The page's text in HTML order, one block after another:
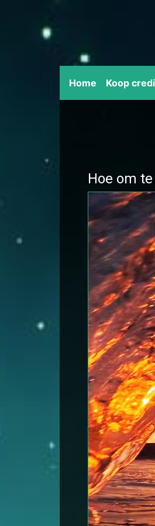
Home Koop
Hoe om